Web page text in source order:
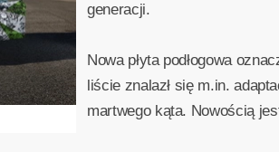
generacji.
Nowa płyta podłogowa
liście znalazł się m.in.
martwego kąta. Nowością